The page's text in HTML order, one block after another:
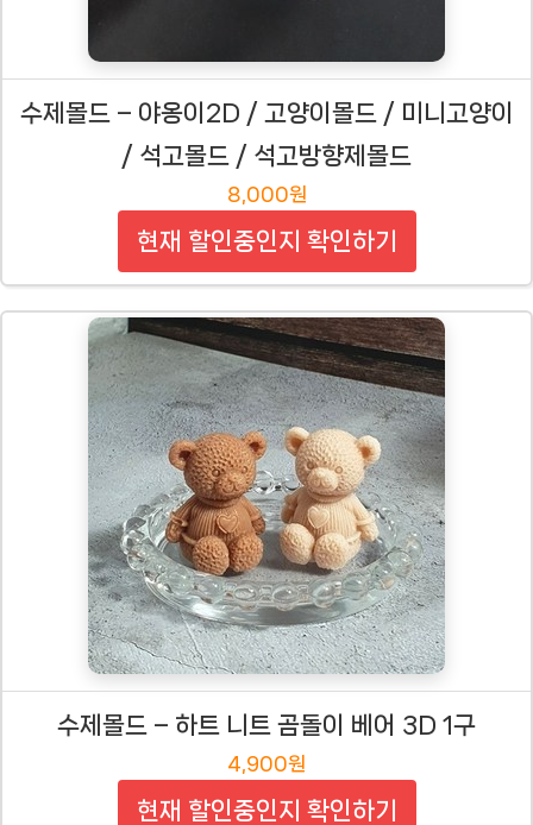
수제몰드 – 야옹이2D / 고양이몰드 / 미니고양이
/ 석고몰드 / 석고방향제몰드
8,000원
현재 할인중인지 확인하기
수제몰드 – 하트 니트 곰돌이 베어 3D 1구
4,900원
현재 할인중인지 확인하기